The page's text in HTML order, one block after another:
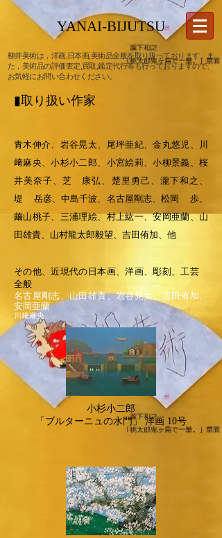
YANAI-BIJUTSU
柳井美術は，洋画,日本画,美術品全般を取り扱っております。ま
た，美術品の評価査定,買取,鑑定代行等も行っておりますので、
お気軽にお問い合わせください。
▮取り扱い作家
青木伸介、 岩谷晃太、 尾坪亜紀、金丸悠児、
川
﨑麻央、小杉小二郎、小宮絵莉、小柳景義、桜
井美奈子、芝 康弘、楚里勇己、瀧下和之、
堤 岳彦、中島千波、 名古屋剛志、 松岡 歩、
繭山桃子、三浦理絵、村上紘一、安岡亜蘭、山
田雄貴、 山村龍太郎毅望、 吉田侑加、 他
その他、近現代の日本画、洋画、彫刻、工芸
全般
名古屋剛志、山田雄貴、岩谷晃太、吉田侑加、
安岡亜蘭
川﨑麻央
​小杉小二郎
「ブルターニュの水門」洋画 10号